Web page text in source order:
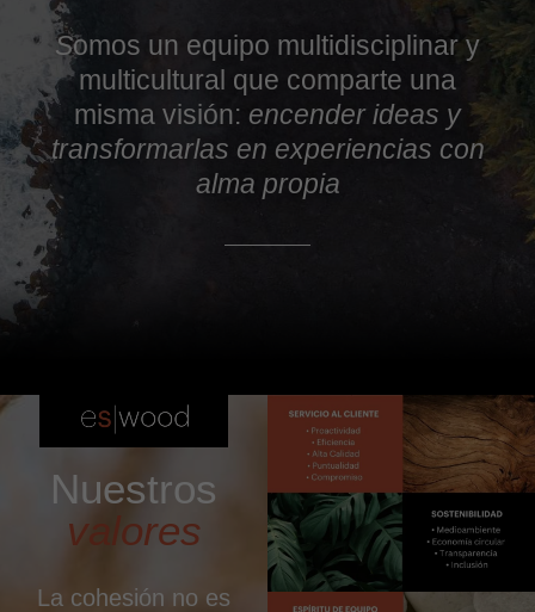
Somos un equipo multidisciplinar y
multicultural que comparte una
misma visión: encender ideas y
transformarlas en experiencias con
alma propia
Nuestros
valores
La cohesión no es